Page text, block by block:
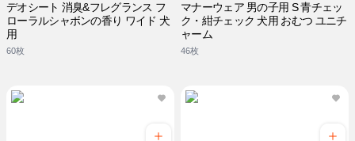
デオシート 消臭&フレグランス フ
ローラルシャボンの香り ワイド 犬
用
60枚
マナーウェア 男の子用 S 青チェッ
ク・紺チェック 犬用 おむつ ユニチ
ャーム
46枚